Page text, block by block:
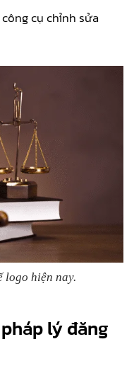
cụ chỉnh sửa
logo hiện nay.
lý đăng